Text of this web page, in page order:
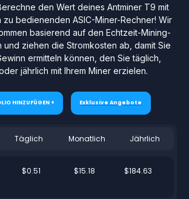
den Wert deines Antminer T9 mit
zu bedienenden ASIC-Miner-Rechner! Wir
basierend auf den Echtzeit-Mining-
und ziehen die Stromkosten ab, damit Sie
ermitteln können, den Sie täglich,
jährlich mit Ihrem Miner erzielen.
HINZUFÜGEN + Exklusive Angebote
Täglich Monatlich Jährlich
$0.51 $15.18 $184.63